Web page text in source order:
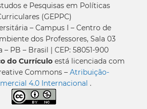
e Pesquisas em Políticas
(GEPPC)
– Campus I – Centro de
dos Professores, Sala 03
– PB – Brasil | CEP: 58051-900
do Currículo está licenciada com
Commons – Atribuição-
4.0 Internacional .